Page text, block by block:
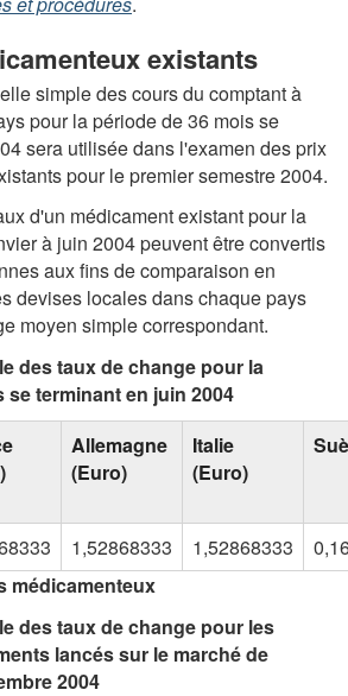
existants
simple des cours du comptant à
pour la période de 36 mois se
sera utilisée dans l'examen des prix
pour le premier semestre 2004.
d'un médicament existant pour la
à juin 2004 peuvent être convertis
aux fins de comparaison en
devises locales dans chaque pays
moyen simple correspondant.
des taux de change pour la
se terminant en juin 2004
Allemagne
(Euro)
Italie
(Euro)
1,52868333 1,52868333
médicamenteux
des taux de change pour les
lancés sur le marché de
2004